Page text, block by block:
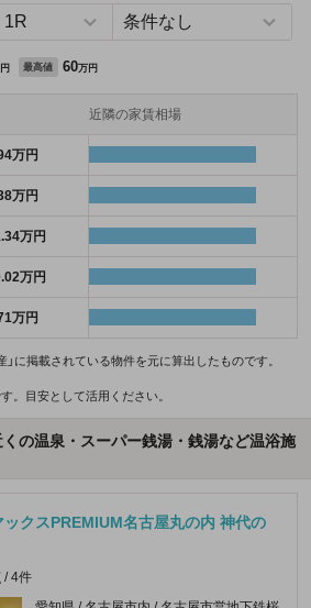
最高値 60万円
近隣の家賃相場
万円
万円
万円
万円
万円
に掲載されている物件を元に算出したものです。
。目安として活用ください。
の温泉・スーパー銭湯・銭湯など温浴施
クスPREMIUM名古屋丸の内 神代の
/4件